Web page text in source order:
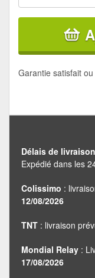
Garantie satisfait
Délais de livraison
Expédié dans les
Colissimo :
12/08/2026
TNT : livraison
Mondial Relay :
17/08/2026